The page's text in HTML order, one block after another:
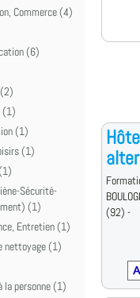
Commerce (4)
(6)
(1)
(1)
(1)
Sécurité-
(1)
Entretien (1)
nettoyage (1)
la personne (1)
(92) -